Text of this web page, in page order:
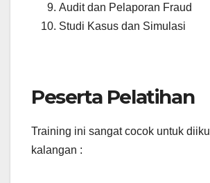
Audit dan Pelaporan Fraud
Studi Kasus dan Simulasi
Peserta Pelatihan
Training ini sangat cocok untuk
kalangan :